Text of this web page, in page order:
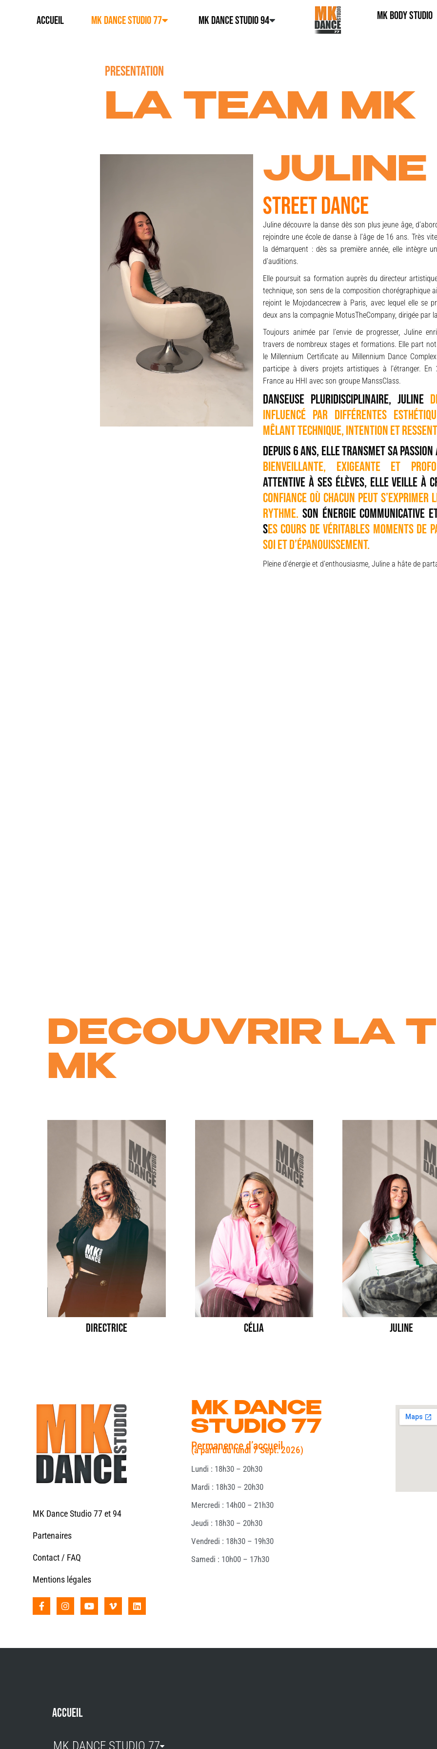
ACCUEIL MK DANCE STUDIO 77 MK DANCE STUDIO 94 MK BODY STUDIO
PRESENTATION
LA TEAM MK
JULINE
STREET DANCE
Juline découvre la danse dès son plus jeune âge,
rejoindre une école de danse à l’âge de 16 ans. Très
la démarquent : dès sa première année, elle intègre
d’auditions.
Elle poursuit sa formation auprès du directeur
technique, son sens de la composition chorégraphique
rejoint le Mojodancecrew à Paris, avec lequel elle se
deux ans la compagnie MotusTheCompany, dirigée par
Toujours animée par l’envie de progresser, Juline
travers de nombreux stages et formations. Elle part
le Millennium Certificate au Millennium Dance
participe à divers projets artistiques à l’étranger.
France au HHI avec son groupe ManssClass.
Danseuse pluridisciplinaire, Juline
influencé par différentes
mêlant technique, intention et
Depuis 6 ans, elle transmet sa
bienveillante, exigeante et
attentive à ses élèves, elle veille à
confiance où chacun peut
rythme. Son énergie communicative
ses cours de véritables moments de
soi et d’épanouissement.
Pleine d’énergie et d’enthousiasme, Juline a hâte de
DECOUVRIR LA
MK
DIRECTRICE Célia JULINE
MK Dance Studio 77 et 94
Partenaires
Contact / FAQ
Mentions légales
MK DANCE
STUDIO 77
Permanence d’accueil
(à partir du lundi 7 Sept. 2026)
Lundi : 18h30 – 20h30
Mardi : 18h30 – 20h30
Mercredi : 14h00 – 21h30
Jeudi : 18h30 – 20h30
Vendredi : 18h30 – 19h30
Samedi : 10h00 – 17h30
ACCUEIL
MK DANCE STUDIO 77